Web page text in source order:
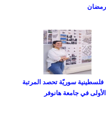
رمضان
فلسطينية سوريّة تحصد المرتبة
الأولى في جامعة هانوفر